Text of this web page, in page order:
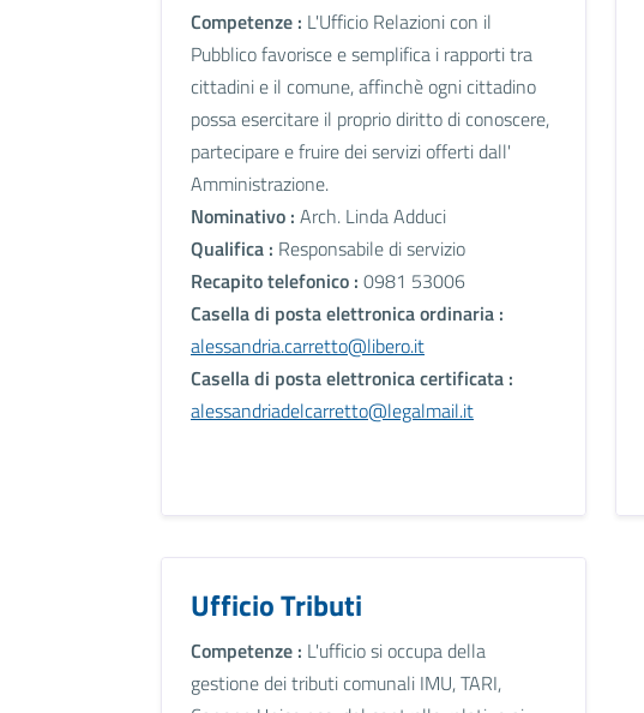
Competenze : L'Ufficio Relazioni con il
Pubblico favorisce e semplifica i rapporti tra
cittadini e il comune, affinchè ogni cittadino
possa esercitare il proprio diritto di conoscere,
partecipare e fruire dei servizi offerti dall'
Amministrazione.
Nominativo : Arch. Linda Adduci
Qualifica : Responsabile di servizio
Recapito telefonico : 0981 53006
Casella di posta elettronica ordinaria :
alessandria.carretto@libero.it
Casella di posta elettronica certificata :
alessandriadelcarretto@legalmail.it
Ufficio Tributi
Competenze : L'ufficio si occupa della
gestione dei tributi comunali IMU, TARI,